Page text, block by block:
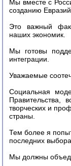
Мы вместе с
созданию
Это важный
наших экономик.
Мы готовы
интеграции.
Уважаемые
Социальная
Правительства,
творческих и
страны.
Тем более я
последних
Мы должны